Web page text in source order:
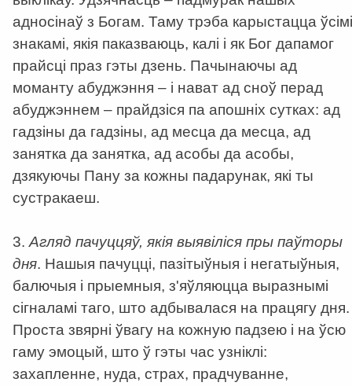
адносінаў з Богам. Таму трэба карыстацца ўсімі
знакамі, якія паказваюць, калі і як Бог дапамог
прайсці праз гэты дзень. Пачынаючы ад
моманту абуджэння – і нават ад сноў перад
абуджэннем – прайдзіся па апошніх сутках: ад
гадзіны да гадзіны, ад месца да месца, ад
занятка да занятка, ад асобы да асобы,
дзякуючы Пану за кожны падарунак, які ты
сустракаеш.
3. Агляд пачуццяў, якія выявіліся пры паўторы
дня. Нашыя пачуцці, пазітыўныя і негатыўныя,
балючыя і прыемныя, з'яўляюцца выразнымі
сігналамі таго, што адбывалася на працягу дня.
Проста звярні ўвагу на кожную падзею і на ўсю
гаму эмоцый, што ў гэты час узніклі:
захапленне, нуда, страх, прадчуванне,